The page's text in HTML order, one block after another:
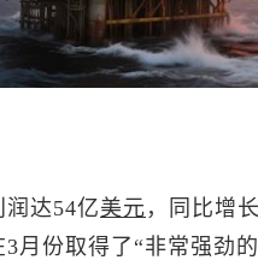
达54亿美元 ，同比增
月份取得了“非常强劲